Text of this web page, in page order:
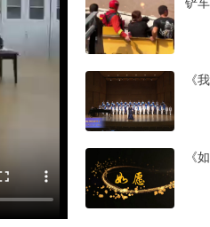
《
《